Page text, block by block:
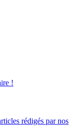
!
rédigés par nos